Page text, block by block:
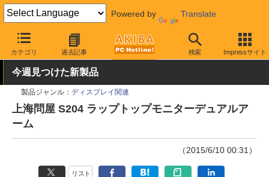
Powered by Translate
カテゴリ 過去記事 検索 Impressサイト
AKIBA PC Hotline! PC周辺機器 モニタ・タブレット用アーム
ディスプレイ・モニター用アーム
今週見つけた新製品
製品ジャンル： ディスプレイ関連
上海問屋 S204 ラップトップモニターデュアルア
ーム
（2015/6/10 00:31）
リスト